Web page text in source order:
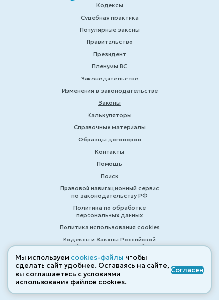
Кодексы
Судебная практика
Популярные законы
Правительство
Президент
Пленумы ВС
Законодательство
Изменения в законодательстве
Законы
Калькуляторы
Справочные материалы
Образцы договоров
Контакты
Помощь
Поиск
Правовой навигационный сервис
по законодательству РФ
Политика по обработке
персональных данных
Политика использования cookies
Кодексы и Законы Российской
Федерации 2007-2026
© ZAKONRF.INFO
Мы используем cookies-файлы чтобы
сделать сайт удобнее. Оставаясь на сайте,
вы соглашаетесь с условиями
использования файлов cооkies.
Согласен